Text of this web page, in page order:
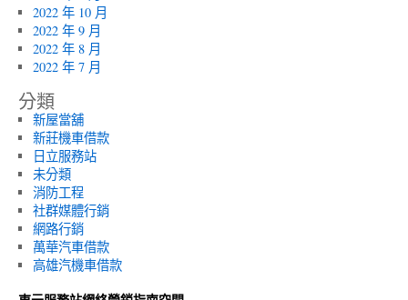
2022 年 10 月
2022 年 9 月
2022 年 8 月
2022 年 7 月
分類
新屋當舖
新莊機車借款
日立服務站
未分類
消防工程
社群媒體行銷
網路行銷
萬華汽車借款
高雄汽機車借款